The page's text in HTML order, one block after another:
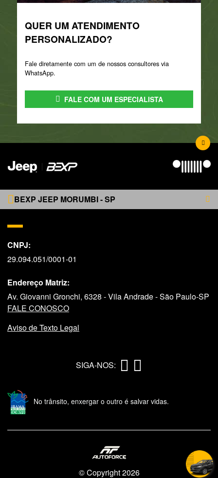
QUER UM ATENDIMENTO
PERSONALIZADO?
Fale diretamente com um de nossos consultores via
WhatsApp.
FALE COM UM ESPECIALISTA
BEXP JEEP MORUMBI - SP
CNPJ:
29.094.051/0001-01
Endereço Matriz:
Av. Giovanni Gronchi, 6328 - Vila Andrade - São Paulo-SP
FALE CONOSCO
Aviso de Texto Legal
SIGA-NOS:
No trânsito, enxergar o outro é salvar vidas.
© Copyright 2026